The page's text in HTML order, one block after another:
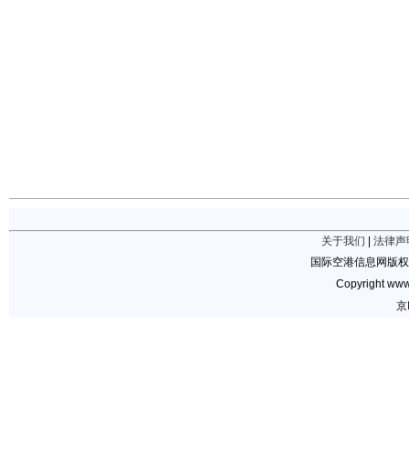
关于我们
法律声
国际空港信息网版
Copyright